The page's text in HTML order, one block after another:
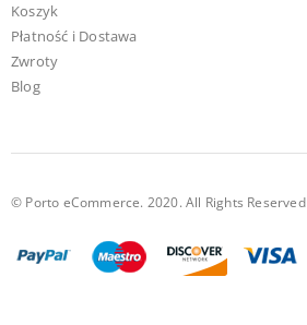
Koszyk
Płatność i Dostawa
Zwroty
Blog
© Porto eCommerce. 2020. All Rights Reserved